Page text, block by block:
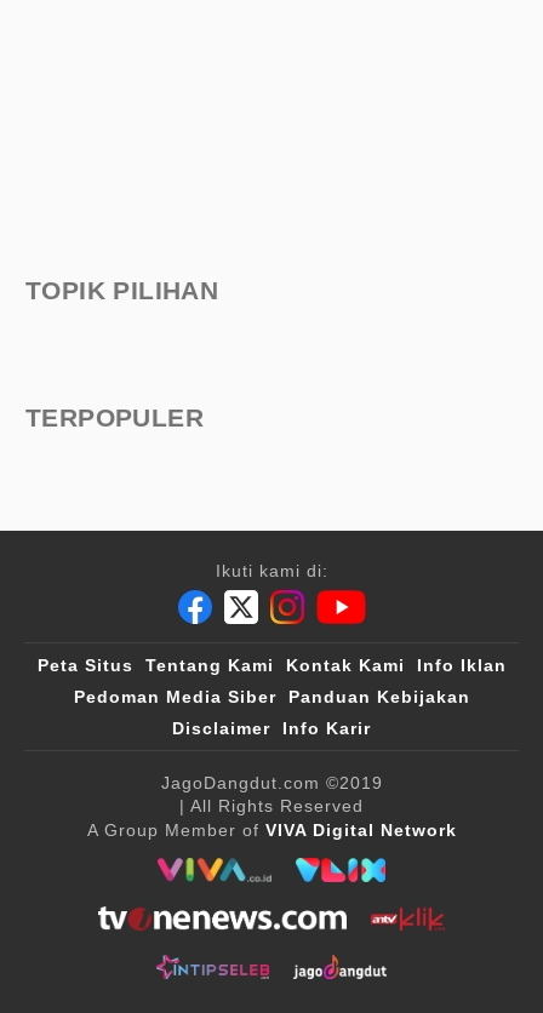
TOPIK PILIHAN
TERPOPULER
Ikuti kami di:
Peta Situs Tentang Kami Kontak Kami
Info Iklan
Pedoman Media Siber
Panduan Kebijakan
Disclaimer
Info Karir
JagoDangdut.com ©2019
| All Rights Reserved
A Group Member of VIVA Digital Network